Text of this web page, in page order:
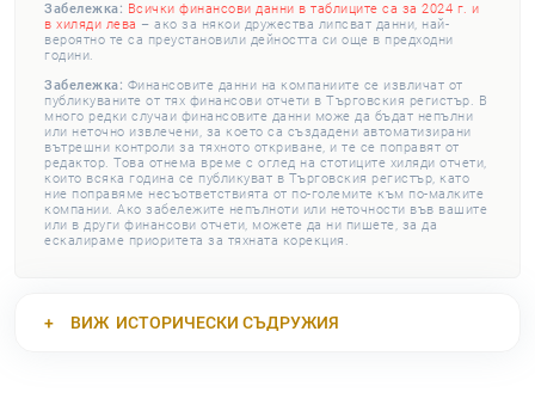
Забележка: Всички финансови данни в таблиците са за 2024 г. и
в хиляди лева – ако за някои дружества липсват данни, най-
вероятно те са преустановили дейността си още в предходни
години.
Забележка: Финансовите данни на компаниите се извличат от
публикуваните от тях финансови отчети в Търговския регистър. В
много редки случаи финансовите данни може да бъдат непълни
или неточно извлечени, за което са създадени автоматизирани
вътрешни контроли за тяхното откриване, и те се поправят от
редактор. Това отнема време с оглед на стотиците хиляди отчети,
които всяка година се публикуват в Търговския регистър, като
ние поправяме несъответствията от по-големите към по-малките
компании. Ако забележите непълноти или неточности във вашите
или в други финансови отчети, можете да ни пишете, за да
ескалираме приоритета за тяхната корекция.
ВИЖ ИСТОРИЧЕСКИ СЪДРУЖИЯ